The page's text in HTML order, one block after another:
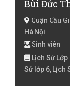
Bùi Đức
Quận Cầu
Hà Nội
Sinh viên
Lịch Sử Lớp
Sử lớp 6, Lịch